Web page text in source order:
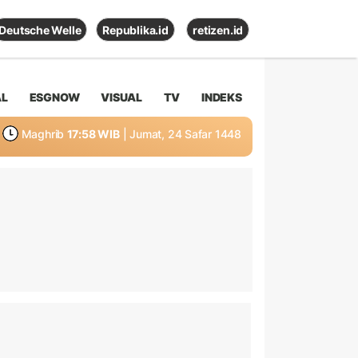
Deutsche Welle Republika.id retizen.id
ESGNOW VISUAL TV INDEKS
Maghrib 17:58 WIB | Jumat, 24 Safar 1448